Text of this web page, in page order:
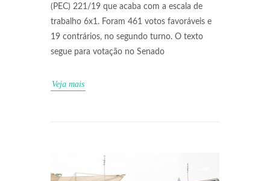
(PEC) 221/19 que acaba com a escala de
trabalho 6x1. Foram 461 votos favoráveis e
19 contrários, no segundo turno. O texto
segue para votação no Senado
Veja mais